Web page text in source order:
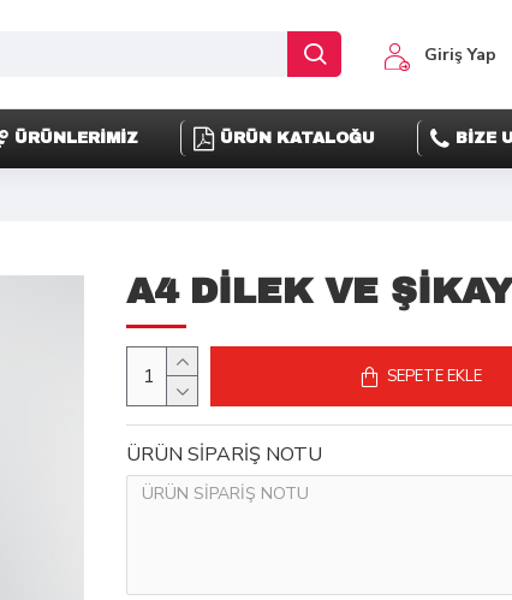
Giriş Yap
ÜRÜNLERİMİZ ÜRÜN KATALOĞU BİZE
A4 DİLEK VE
ÜRÜN SİPARİŞ NOTU
SEPETE EKLE